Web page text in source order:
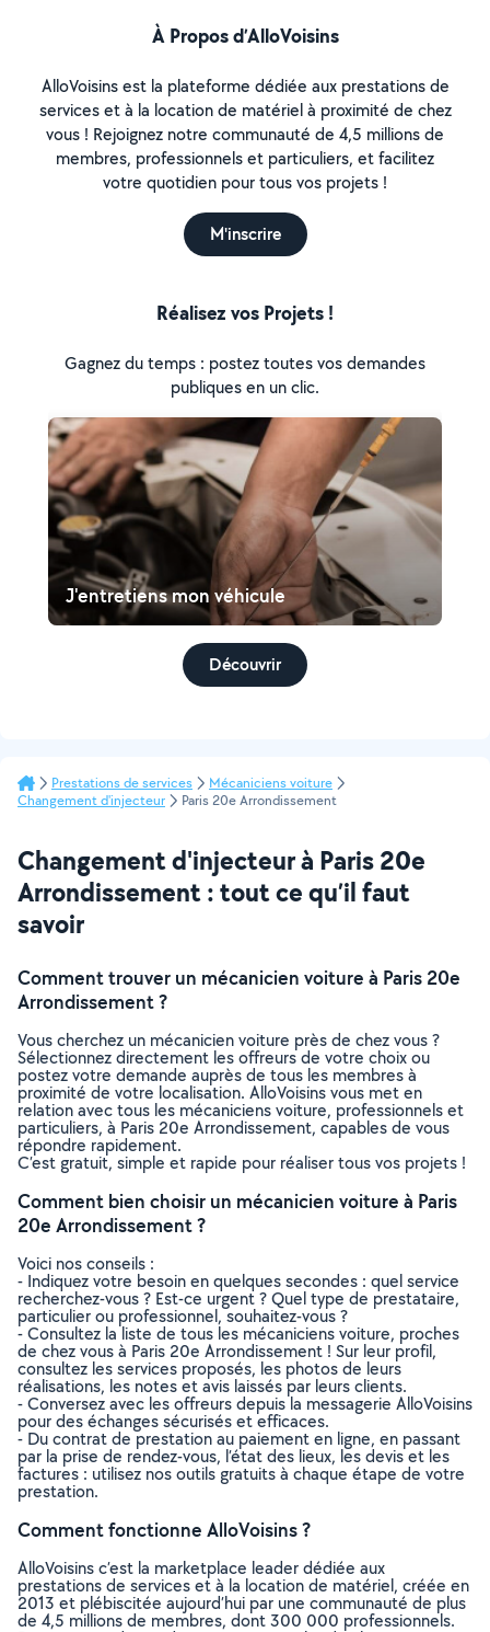
À Propos d’AlloVoisins
AlloVoisins est la plateforme dédiée aux prestations de
services et à la location de matériel à proximité de chez
vous ! Rejoignez notre communauté de 4,5 millions de
membres, professionnels et particuliers, et facilitez
votre quotidien pour tous vos projets !
M'inscrire
Réalisez vos Projets !
Gagnez du temps : postez toutes vos demandes
publiques en un clic.
J'entretiens mon véhicule
Découvrir
Prestations de services
Mécaniciens voiture
Changement d'injecteur
Paris 20e Arrondissement
Changement d'injecteur à Paris 20e
Arrondissement : tout ce qu’il faut
savoir
Comment trouver un mécanicien voiture à Paris 20e
Arrondissement ?
Vous cherchez un mécanicien voiture près de chez vous ?
Sélectionnez directement les offreurs de votre choix ou
postez votre demande auprès de tous les membres à
proximité de votre localisation. AlloVoisins vous met en
relation avec tous les mécaniciens voiture, professionnels et
particuliers, à Paris 20e Arrondissement, capables de vous
répondre rapidement.
C’est gratuit, simple et rapide pour réaliser tous vos projets !
Comment bien choisir un mécanicien voiture à Paris
20e Arrondissement ?
Voici nos conseils :
- Indiquez votre besoin en quelques secondes : quel service
recherchez-vous ? Est-ce urgent ? Quel type de prestataire,
particulier ou professionnel, souhaitez-vous ?
- Consultez la liste de tous les mécaniciens voiture, proches
de chez vous à Paris 20e Arrondissement ! Sur leur profil,
consultez les services proposés, les photos de leurs
réalisations, les notes et avis laissés par leurs clients.
- Conversez avec les offreurs depuis la messagerie AlloVoisins
pour des échanges sécurisés et efficaces.
- Du contrat de prestation au paiement en ligne, en passant
par la prise de rendez-vous, l’état des lieux, les devis et les
factures : utilisez nos outils gratuits à chaque étape de votre
prestation.
Comment fonctionne AlloVoisins ?
AlloVoisins c’est la marketplace leader dédiée aux
prestations de services et à la location de matériel, créée en
2013 et plébiscitée aujourd’hui par une communauté de plus
de 4,5 millions de membres, dont 300 000 professionnels.